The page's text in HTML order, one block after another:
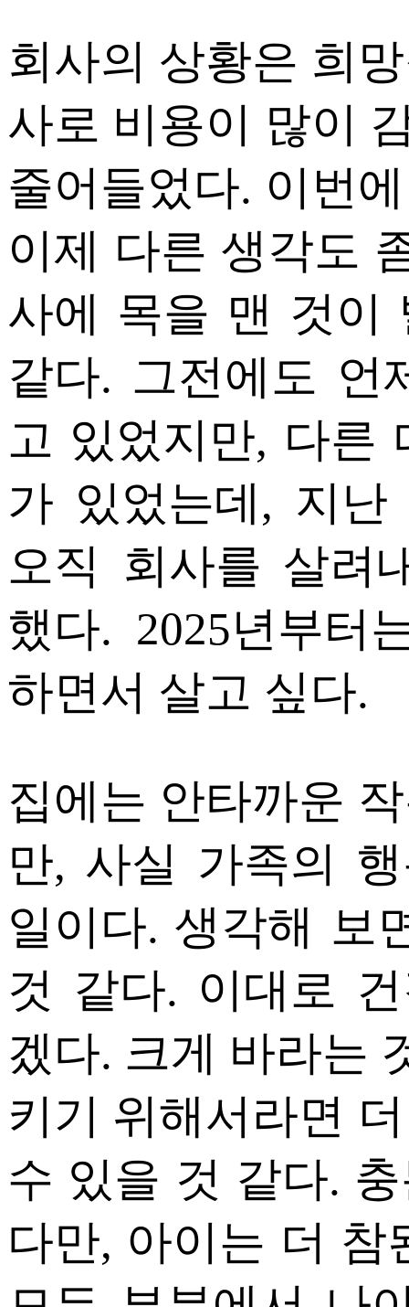
회사의 상황은 희
사로 비용이 많이
줄어들었다. 이번
이제 다른 생각도
사에 목을 맨 것이
같다. 그전에도 언
고 있었지만, 다른
가 있었는데, 지
오직 회사를 살려
했다. 2025년부터
하면서 살고 싶다.
집에는 안타까운
만, 사실 가족의
일이다. 생각해 보
것 같다. 이대로
겠다. 크게 바라는
키기 위해서라면
수 있을 것 같다.
다만, 아이는 더 참